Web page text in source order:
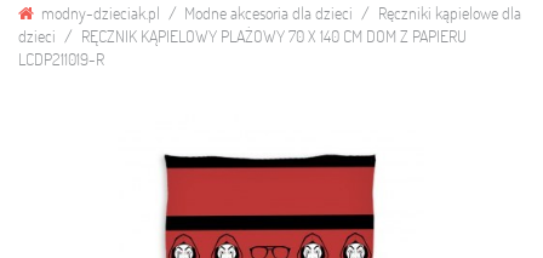
modny-dzieciak.pl Modne akcesoria dla dzieci
Ręczniki kąpielowe dla
dzieci
RĘCZNIK KĄPIELOWY PLAŻOWY 70 X 140 CM DOM Z PAPIERU
LCDP211019-R